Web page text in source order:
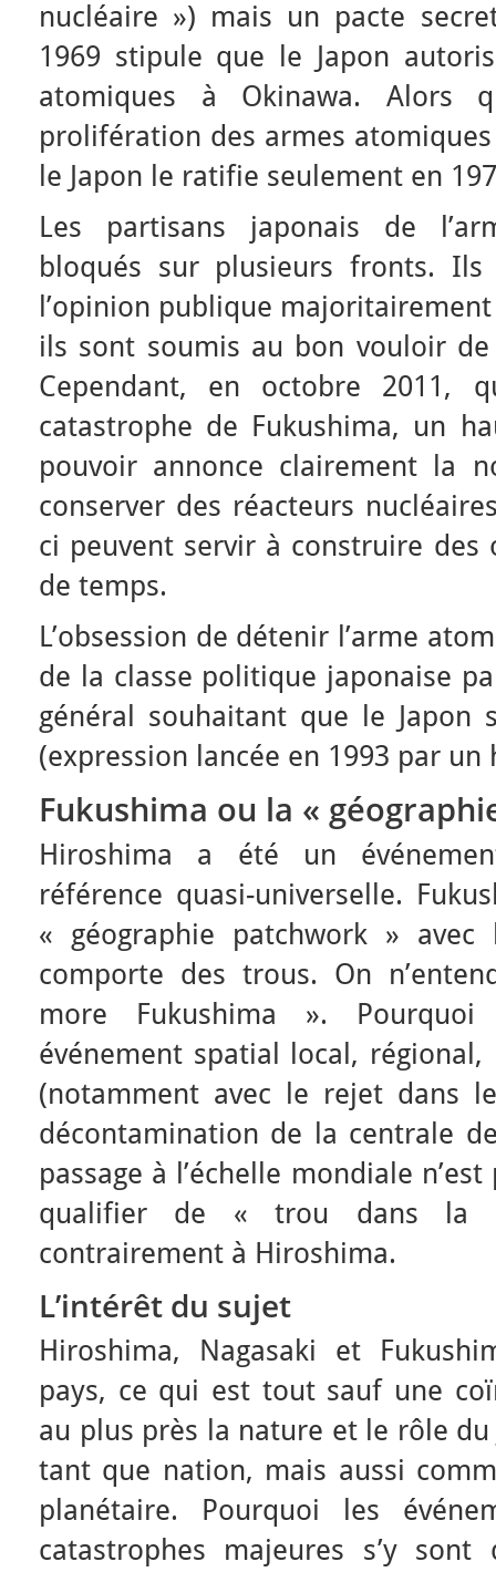
nucléaire ») mais un pacte
1969 stipule que le Japon
atomiques à Okinawa. Alors
prolifération des armes atomiques
le Japon le ratifie seulement en
Les partisans japonais de
bloqués sur plusieurs fronts. Ils
l’opinion publique
ils sont soumis au bon vouloir
Cependant, en octobre 2011,
catastrophe de Fukushima, un
pouvoir annonce clairement la
conserver des réacteurs
ci peuvent servir à construire des
de temps.
L’obsession de détenir l’arme
de la classe politique japonaise
général souhaitant que le
(expression lancée en 1993 par
Fukushima ou la «
Hiroshima a été un
référence quasi-universelle.
« géographie patchwork » avec
comporte des trous. On
more Fukushima ».
événement spatial local,
(notamment avec le rejet dans
décontamination de la centrale
passage à l’échelle mondiale
qualifier de « trou dans la
contrairement à Hiroshima.
L’intérêt du sujet
Hiroshima, Nagasaki et
pays, ce qui est tout sauf une
au plus près la nature et le rôle
tant que nation, mais aussi
planétaire. Pourquoi les
catastrophes majeures s’y